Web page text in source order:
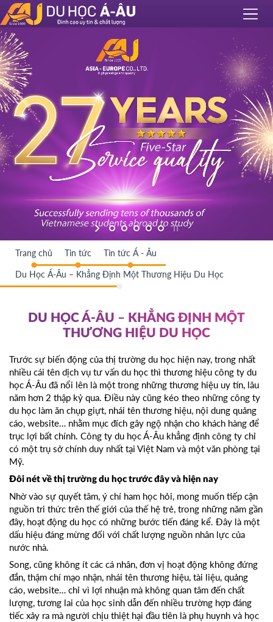
Trang chủ Tin tức Tin tức Á - Âu
Du Học Á-Âu – Khẳng Định Một Thương Hiệu Du Học
DU HỌC Á-ÂU – KHẲNG ĐỊNH MỘT
THƯƠNG HIỆU DU HỌC
Trước sự biến động của thị trường du học hiện nay, trong nhất
nhiều cái tên dịch vụ tư vấn du học thì thương hiệu công ty du
học Á-Âu đã nổi lên là một trong những thương hiệu uy tín, lâu
năm hơn 2 thập kỷ qua. Điều này cũng kéo theo những công ty
du học làm ăn chụp giựt, nhái tên thương hiệu, nội dung quảng
cáo, website… nhằm mục đích gây ngộ nhận cho khách hàng để
trục lợi bất chính. Công ty du học Á-Âu khẳng định công ty chỉ
có một trụ sở chính duy nhất tại Việt Nam và một văn phòng tại
Mỹ.
Đôi nét về thị trường du học trước đây và hiện nay
Nhờ vào sự quyết tâm, ý chí ham học hỏi, mong muốn tiếp cận
nguồn tri thức trên thế giới của thế hệ trẻ, trong những năm gần
đây, hoạt động du học có những bước tiến đáng kể. Đây là một
dấu hiệu đáng mừng đối với chất lượng nguồn nhân lực của
nước nhà.
Song, cũng không ít các cá nhân, đơn vị hoạt động không đứng
đắn, thậm chí mạo nhận, nhái tên thương hiệu, tài liệu, quảng
cáo, website… chỉ vì lợi nhuận mà không quan tâm đến chất
lượng, tương lai của học sinh dẫn đến nhiều trường hợp đáng
tiếc xảy ra mà người chịu thiệt hại đầu tiên là phụ huynh và học